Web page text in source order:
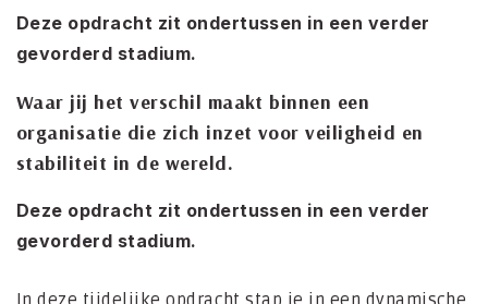
Deze opdracht zit ondertussen in een verder
gevorderd stadium.
Waar jij het verschil maakt binnen een
organisatie die zich inzet voor veiligheid en
stabiliteit in de wereld.
Deze opdracht zit ondertussen in een verder
gevorderd stadium.